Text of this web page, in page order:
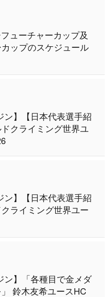
ューチャーカップ及
ップのスケジュール
ン】【日本代表選手紹
クライミング世界ユ
ン】【日本代表選手紹
ライミング世界ユー
ン】「各種目で金メダ
鈴木友希ユースHC